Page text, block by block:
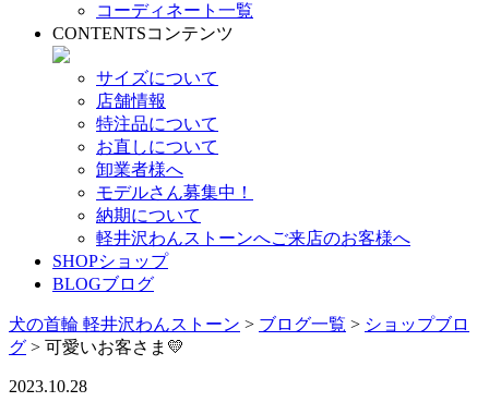
コーディネート一覧
CONTENTSコンテンツ
サイズについて
店舗情報
特注品について
お直しについて
卸業者様へ
モデルさん募集中！
納期について
軽井沢わんストーンへご来店のお客様へ
SHOPショップ
BLOGブログ
犬の首輪 軽井沢わんストーン > ブログ一覧 > ショップブロ
グ > 可愛いお客さま💛
2023.10.28